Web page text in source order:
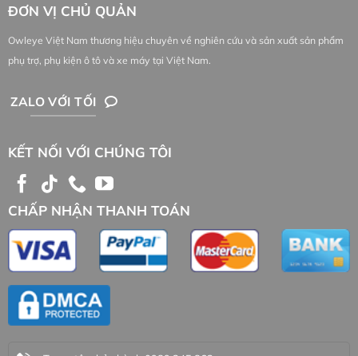
ĐƠN VỊ CHỦ QUẢN
Owleye Việt Nam thương hiệu chuyên về nghiên cứu và sản xuất sản phẩm
phụ trợ, phụ kiện ô tô và xe máy tại Việt Nam.
ZALO VỚI TỐI
KẾT NỐI VỚI CHÚNG TÔI
CHẤP NHẬN THANH TOÁN